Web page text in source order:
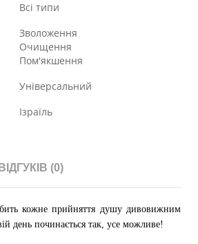
Всі типи
Зволоження
Очищення
Пом'якшення
Універсальний
Ізраїль
ВІДГУКІВ (0)
кожне прийняття душу дивовижним
день починається так, усе можливе!